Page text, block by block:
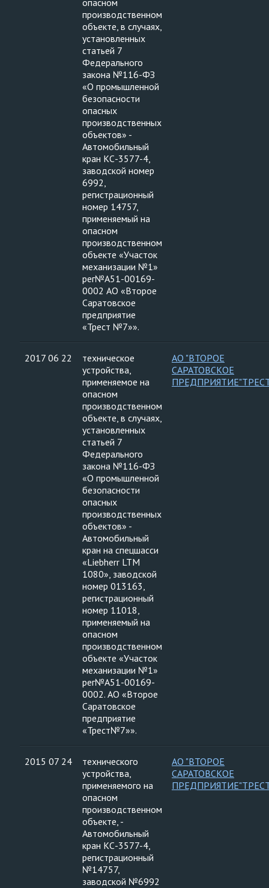
опасном
производственном
объекте, в случаях,
установленных
статьей 7
Федерального
закона №116-ФЗ
«О промышленной
безопасности
опасных
производственных
объектов» -
Автомобильный
кран КС-3577-4,
заводской номер
6992,
регистрационный
номер 14757,
применяемый на
опасном
производственном
объекте «Участок
механизации №1»
рег№А51-00169-
0002 АО «Второе
Саратовское
предприятие
«Трест №7»».
2017 06 22
техническое
устройства,
применяемое на
опасном
производственном
объекте, в случаях,
установленных
статьей 7
Федерального
закона №116-ФЗ
«О промышленной
безопасности
опасных
производственных
объектов» -
Автомобильный
кран на спецшасси
«Liebherr LTМ
1080», заводской
номер 013163,
регистрационный
номер 11018,
применяемый на
опасном
производственном
объекте «Участок
механизации №1»
рег№А51-00169-
0002. АО «Второе
Саратовское
предприятие
«Трест№7»».
АО "ВТОРОЕ
САРАТОВСКОЕ
2015 07 24
технического
устройства,
применяемого на
опасном
производственном
объекте, -
Автомобильный
кран КС-3577-4,
регистрационный
№14757,
заводской №6992
АО "ВТОРОЕ
САРАТОВСКОЕ